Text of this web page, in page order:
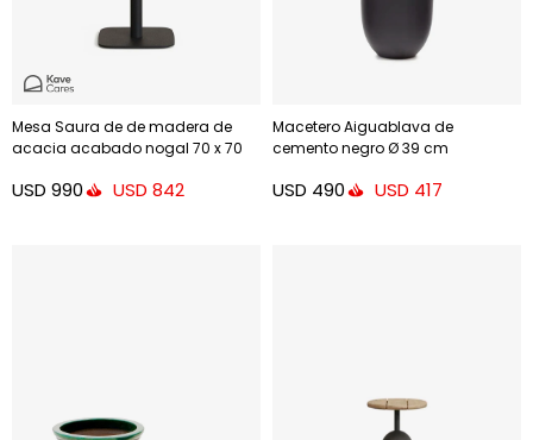
Mesa Saura de de madera de
acacia acabado nogal 70 x 70
USD 990 USD 842
Macetero Aiguablava de
cemento negro Ø 39 cm
USD 490 USD 417